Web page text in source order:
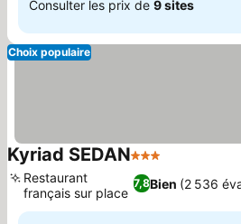
Consulter les prix de 9 sites
Choix populaire
Kyriad SEDAN3 Étoiles
7,8Bien (2 536
Restaurant
français sur place